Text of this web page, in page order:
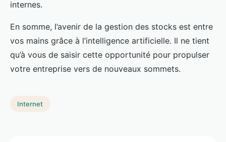
internes.
En somme, l’avenir de la gestion des stocks est entre
vos mains grâce à l’intelligence artificielle. Il ne tient
qu’à vous de saisir cette opportunité pour propulser
votre entreprise vers de nouveaux sommets.
Internet